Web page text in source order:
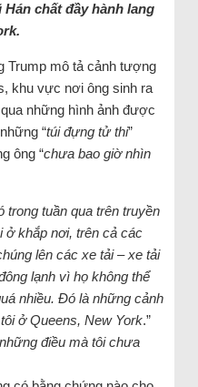
chất đầy hành lang
Trump mô tả cảnh tượng
khu vực nơi ông sinh ra
những hình ảnh được
“túi đựng tử thi”
ông “chưa bao giờ nhìn
trong tuần qua trên truyền
ở khắp nơi, trên cả các
lên các xe tải – xe tải
lạnh vì họ không thể
nhiều. Đó là những cảnh
ở Queens, New York.”
điều mà tôi chưa